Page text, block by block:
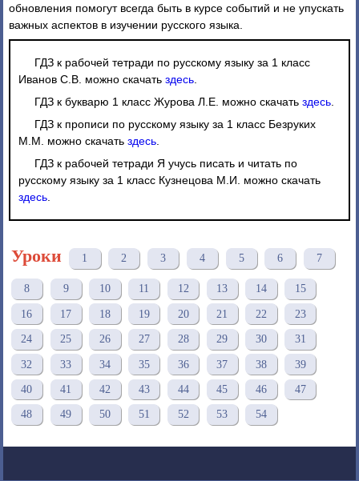
обновления помогут всегда быть в курсе событий и не упускать
важных аспектов в изучении русского языка.
ГДЗ к рабочей тетради по русскому языку за 1 класс
Иванов С.В. можно скачать здесь
ГДЗ к букварю 1 класс Журова Л.Е. можно скачать здесь
ГДЗ к прописи по русскому языку за 1 класс Безруких
М.М. можно скачать здесь
ГДЗ к рабочей тетради Я учусь писать и читать по
русскому языку за 1 класс Кузнецова М.И. можно скачать
здесь
Уроки 1 2 3 4 5 6 7
8 9 10 11 12 13 14 15
16 17 18 19 20 21 22 23
24 25 26 27 28 29 30 31
32 33 34 35 36 37 38 39
40 41 42 43 44 45 46 47
48 49 50 51 52 53 54